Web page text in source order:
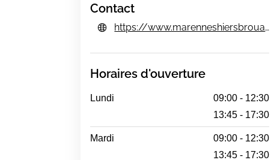
Contact
https://www.marenneshiersbrouage.fr/
Horaires d'ouverture
Lundi
09:00 - 12:30
13:45 - 17:30
Mardi
09:00 - 12:30
13:45 - 17:30